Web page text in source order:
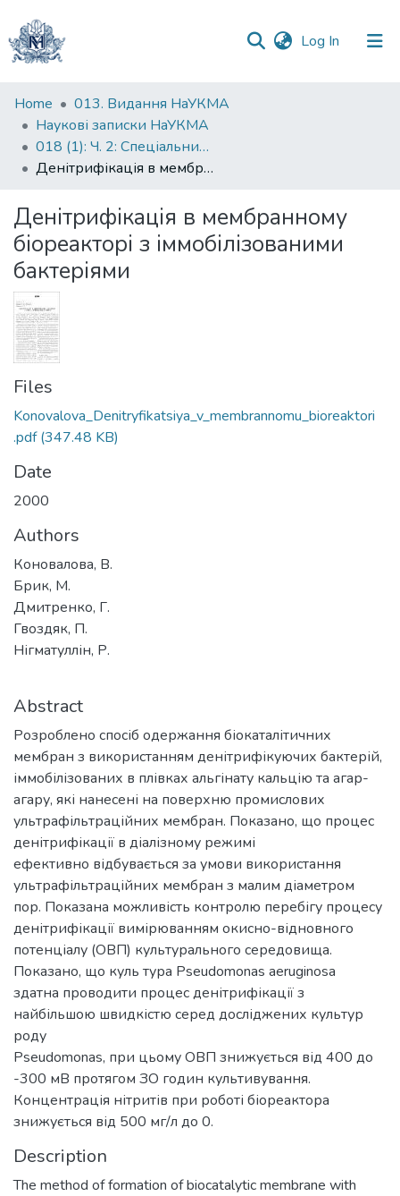
Log In (current)
Communities
&
Collections
All of DSpace
Statistics
Home
013. Видання НаУКМА
Наукові записки НаУКМА
018 (1): Ч. 2: Спеціальний випуск
Денітрифікація в мембранному біореакторі з іммобілізованими бактеріями
Денітрифікація в мембранному
біореакторі з іммобілізованими
бактеріями
Files
Konovalova_Denitryfikatsiya_v_membrannomu_bioreaktori
.pdf(347.48 KB)
Date
2000
Authors
Коновалова, В.
Брик, М.
Дмитренко, Г.
Гвоздяк, П.
Нігматуллін, Р.
Abstract
Розроблено спосіб одержання біокаталітичних
мембран з використанням денітрифікуючих бактерій,
іммобілізованих в плівках альгінату кальцію та агар-
агару, які нанесені на поверхню промислових
ультрафільтраційних мембран. Показано, що процес
денітрифікації в діалізному режимі
ефективно відбувається за умови використання
ультрафільтраційних мембран з малим діаметром
пор. Показана можливість контролю перебігу процесу
денітрифікації вимірюванням окисно-відновного
потенціалу (ОВП) культурального середовища.
Показано, що куль тура Pseudomonas aeruginosa
здатна проводити процес денітрифікації з
найбільшою швидкістю серед досліджених культур
роду
Pseudomonas, при цьому ОВП знижується від 400 до
-300 мВ протягом ЗО годин культивування.
Концентрація нітритів при роботі біореактора
знижується від 500 мг/л до 0.
Description
The method of formation of biocatalytic membrane with